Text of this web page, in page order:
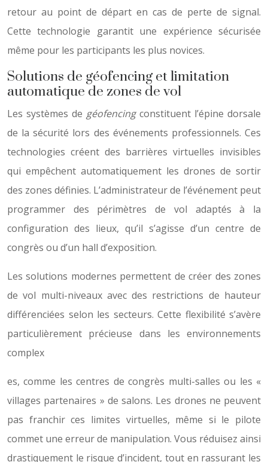
retour au point de départ en cas de perte de signal.
Cette technologie garantit une expérience sécurisée
même pour les participants les plus novices.
Solutions de géofencing et limitation
automatique de zones de vol
Les systèmes de géofencingconstituent l’épine dorsale
de la sécurité lors des événements professionnels. Ces
technologies créent des barrières virtuelles invisibles
qui empêchent automatiquement les drones de sortir
des zones définies. L’administrateur de l’événement peut
programmer des périmètres de vol adaptés à la
configuration des lieux, qu’il s’agisse d’un centre de
congrès ou d’un hall d’exposition.
Les solutions modernes permettent de créer des zones
de vol multi-niveaux avec des restrictions de hauteur
différenciées selon les secteurs. Cette flexibilité s’avère
particulièrement précieuse dans les environnements
complex
es, comme les centres de congrès multi-salles ou les «
villages partenaires » de salons. Les drones ne peuvent
pas franchir ces limites virtuelles, même si le pilote
commet une erreur de manipulation. Vous réduisez ainsi
drastiquement le risque d’incident, tout en rassurant les